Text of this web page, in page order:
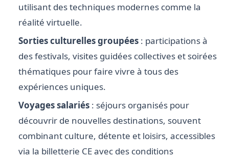
utilisant des techniques modernes comme la
réalité virtuelle.
Sorties culturelles groupées : participations à
des festivals, visites guidées collectives et soirées
thématiques pour faire vivre à tous des
expériences uniques.
Voyages salariés : séjours organisés pour
découvrir de nouvelles destinations, souvent
combinant culture, détente et loisirs, accessibles
via la billetterie CE avec des conditions